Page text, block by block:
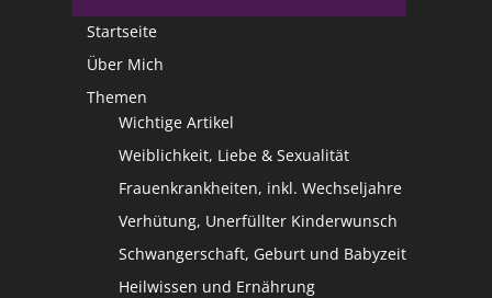
Startseite
Über Mich
Themen
Wichtige Artikel
Weiblichkeit, Liebe & Sexualität
Frauenkrankheiten, inkl. Wechseljahre
Verhütung, Unerfüllter Kinderwunsch
Schwangerschaft, Geburt und Babyzeit
Heilwissen und Ernährung